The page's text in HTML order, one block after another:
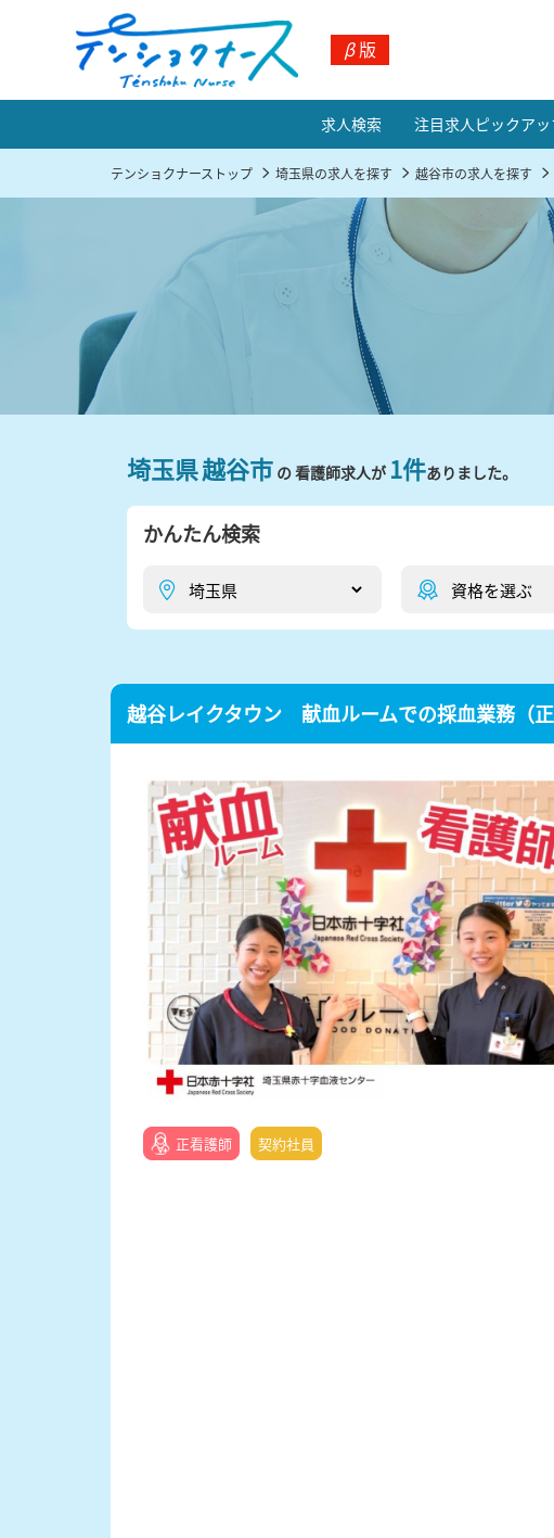
β版
求人検索 注目求人ピックア
テンショクナーストップ 埼玉県の求人を探す 越谷市の求人を探す
埼玉県越谷市 の 看護師求人が 1件ありました。
かんたん検索
越谷レイクタウン 献血ルームでの採血業務（正
正看護師 契約社員